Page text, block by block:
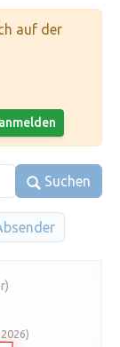
auf der
Suchen